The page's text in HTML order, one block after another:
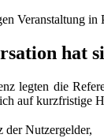
Veranstaltung
hat
legten die
auf kurzfristige
Nutzergelder,